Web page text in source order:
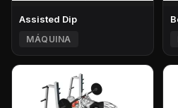
Assisted Dip
MÁQUINA